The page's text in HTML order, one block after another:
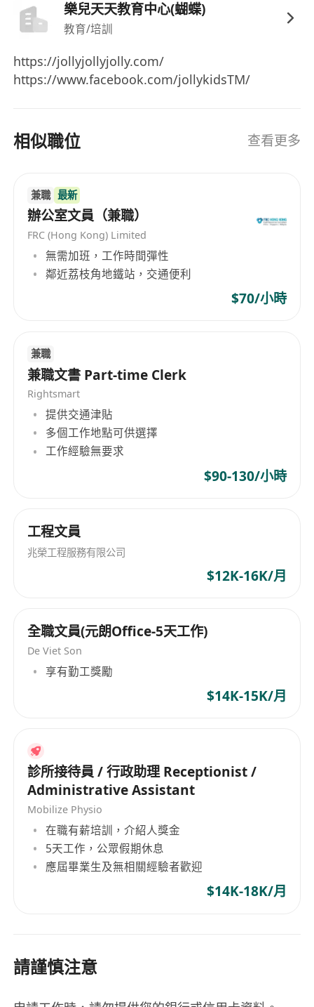
樂兒天天教育中心(蝴蝶)
教育/培訓
https://jollyjollyjolly.com/
https://www.facebook.com/jollykidsTM/
相似職位 查看更多
兼職 最新
辦公室文員（兼職）
FRC (Hong Kong) Limited
無需加班，工作時間彈性
鄰近荔枝角地鐵站，交通便利
$70/小時
兼職
兼職文書 Part-time Clerk
Rightsmart
提供交通津貼
多個工作地點可供選擇
工作經驗無要求
$90-130/小時
工程文員
兆榮工程服務有限公司
$12K-16K/月
全職文員(元朗Office-5天工作)
De Viet Son
享有勤工獎勵
$14K-15K/月
診所接待員 / 行政助理 Receptionist /
Administrative Assistant
Mobilize Physio
在職有薪培訓，介紹人獎金
5天工作，公眾假期休息
應屆畢業生及無相關經驗者歡迎
$14K-18K/月
請謹慎注意